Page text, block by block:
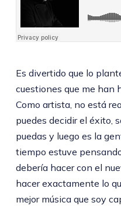
Es divertido que lo
cuestiones que me han
Como artista, no está
puedes decidir el éxito,
puedas y luego es la
tiempo estuve
debería hacer con el
hacer exactamente lo
mejor música que soy